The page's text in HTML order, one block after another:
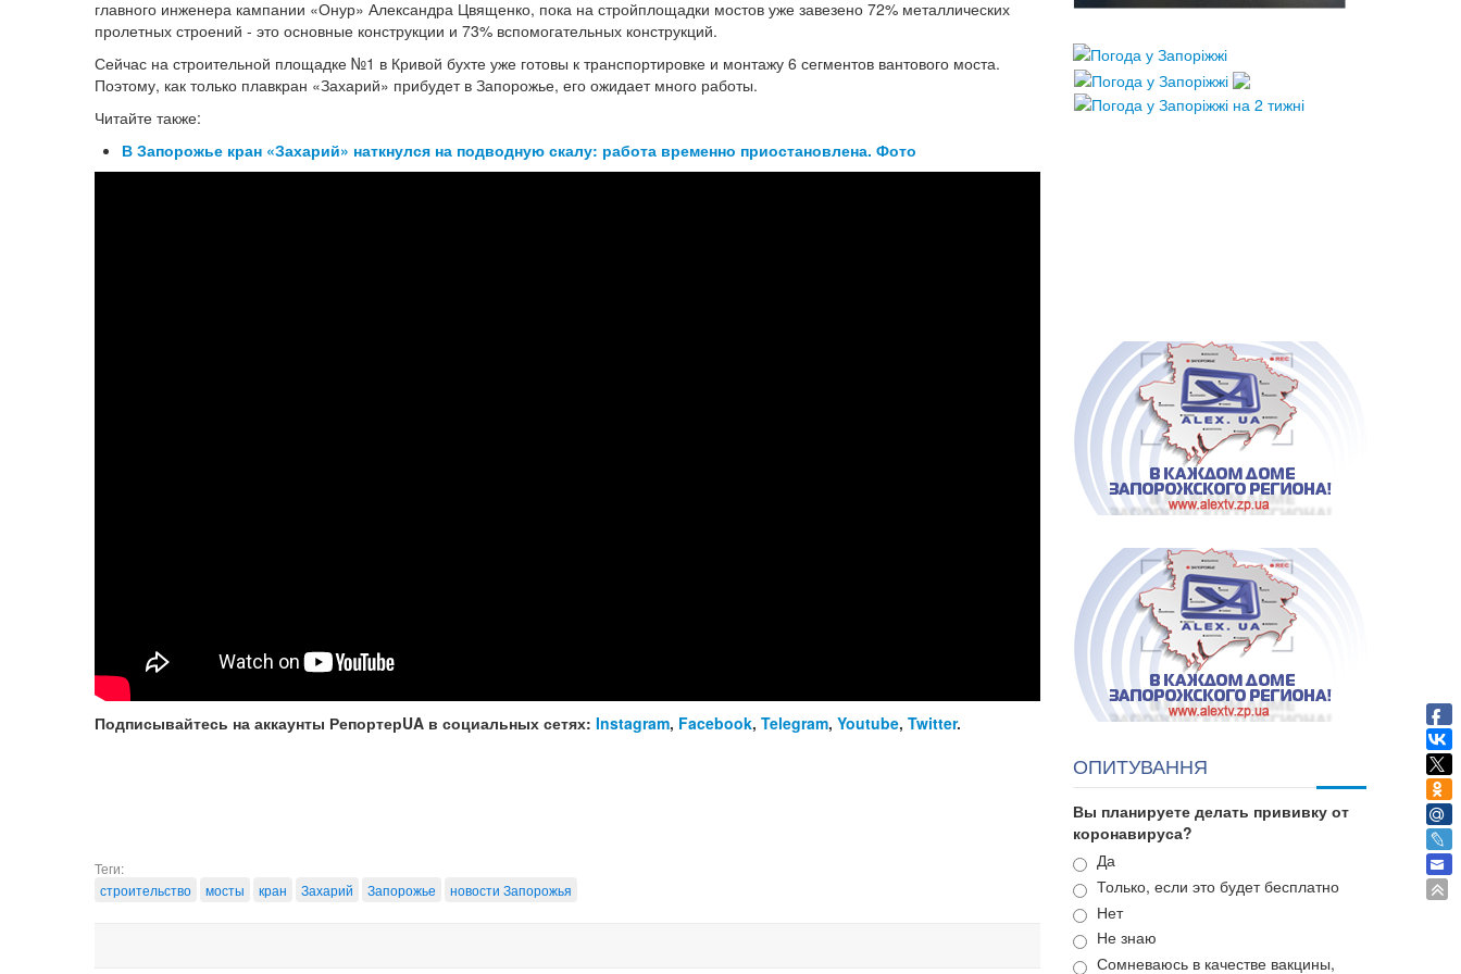
главного инженера кампании «Онур» Александра Цвященко, пока на стройплощадки мостов уже завезено 72% металлических
пролетных строений - это основные конструкции и 73% вспомогательных конструкций.
Сейчас на строительной площадке №1 в Кривой бухте уже готовы к транспортировке и монтажу 6 сегментов вантового моста.
Поэтому, как только плавкран «Захарий» прибудет в Запорожье, его ожидает много работы.
Читайте также:
В Запорожье кран «Захарий» наткнулся на подводную скалу: работа временно приостановлена. Фото
Подписывайтесь на аккаунты РепортерUA в социальных сетях: Instagram, Facebook, Telegram, Youtube, Twitter.
Теги:
строительство
мосты кран Захарий Запорожье новости Запорожья
ОПИТУВАННЯ
Вы планируете делать прививку от
коронавируса?
Варианты
Да
Только, если это будет бесплатно
Нет
Не знаю
Сомневаюсь в качестве вакцины,